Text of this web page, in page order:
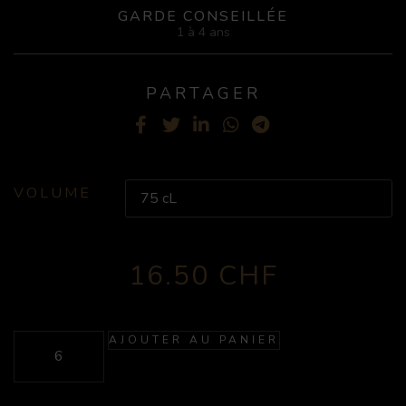
GARDE CONSEILLÉE
1 à 4 ans
PARTAGER
VOLUME
16.50 CHF
AJOUTER AU PANIER